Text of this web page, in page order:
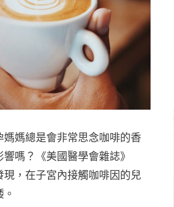
媽總是會非常思念咖啡的香
嗎？《美國醫學會雜誌》
，在子宮內接觸咖啡因的兒